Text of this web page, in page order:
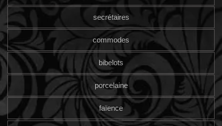
secrétaires
commodes
bibelots
porcelaine
faïence